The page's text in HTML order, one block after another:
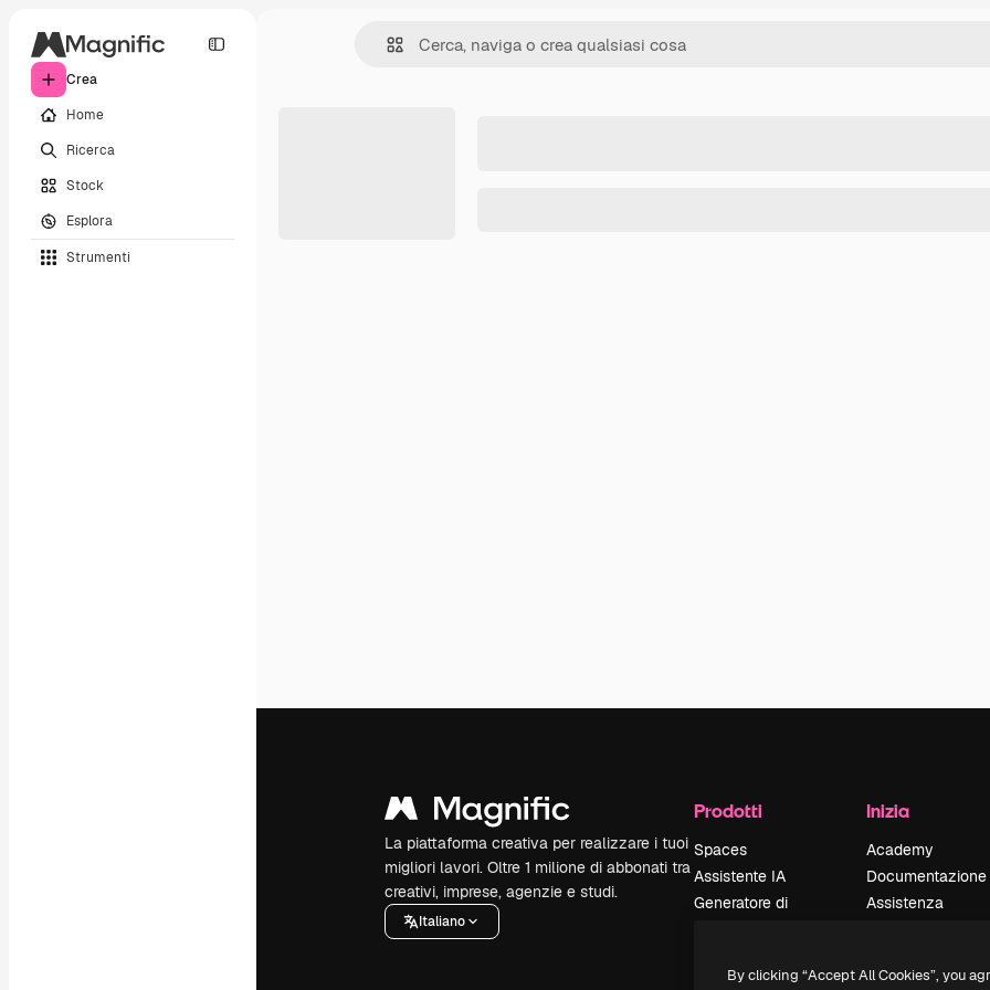
Crea
Home
Ricerca
Stock
Esplora
Strumenti
La piattaforma creativa per realizzare i tuoi
migliori lavori. Oltre 1 milione di abbonati tra
creativi, imprese, agenzie e studi.
Italiano
Prodotti
Spaces
Assistente IA
Generatore di
Inizia
Academy
Documentazione
Assistenza
Politica sulla
By clicking “Accept All Cookies”, you